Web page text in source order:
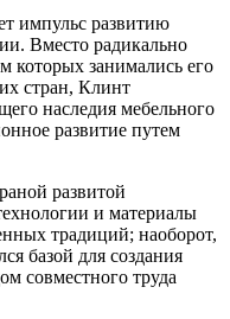
импульс развитию
Вместо радикально
которых занимались его
стран, Клинт
наследия мебельного
развитие путем
развитой
и материалы
традиций; наоборот,
базой для создания
совместного труда